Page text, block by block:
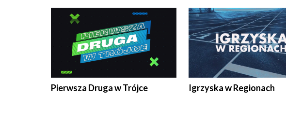
Pierwsza Druga w Trójce Igrzyska w Regionach